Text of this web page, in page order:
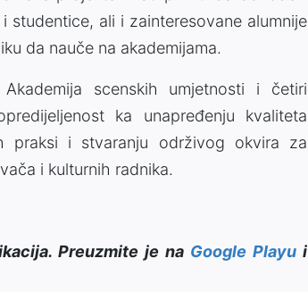
ali i zainteresovane alumnije
da nauče na akademijama.
scenskih umjetnosti i četiri
ka unapređenju kvaliteta
praksi i stvaranju održivog okvira za
i kulturnih radnika.
Preuzmite je na Google Playui